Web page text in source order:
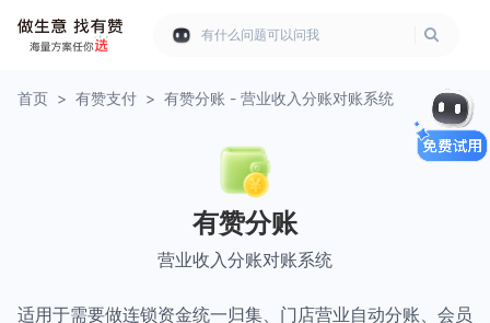
有什么问题可以问我
首页 > 有赞支付 > 有赞分账 - 营业收入分账对账系统
有赞分账
营业收入分账对账系统
适用于需要做连锁资金统一归集、门店营业自动分账、会员